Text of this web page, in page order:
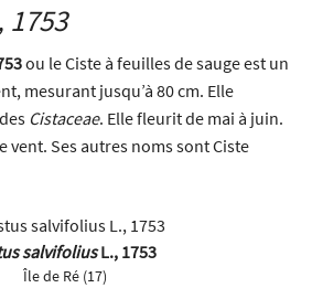
ou le Ciste à feuilles de sauge est un
mesurant jusqu’à 80 cm. Elle
Cistaceae. Elle fleurit de mai à juin.
vent. Ses autres noms sont Ciste
salvifoliusL., 1753
Île de Ré (17)